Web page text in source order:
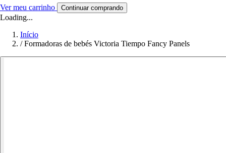
Ver meu carrinho Continuar comprando
Loading...
Início
/ Formadoras de bebés Victoria Tiempo Fancy Panels